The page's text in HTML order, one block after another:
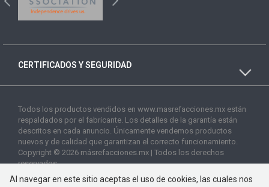
CERTIFICADOS Y SEGURIDAD
Todos los productos vendidos en www.masrefacciones.mx están
respaldados por el fabricante. Los detalles de la garantía están
descritos en cada anuncio. Únicamente vendemos productos
nuevos y de calidad que garantizan el correcto funcionamiento.
Copyright © 2026 másrefacciones.mx | Todos los derechos
reservados
Al navegar en este sitio aceptas el uso de cookies, las cuales nos